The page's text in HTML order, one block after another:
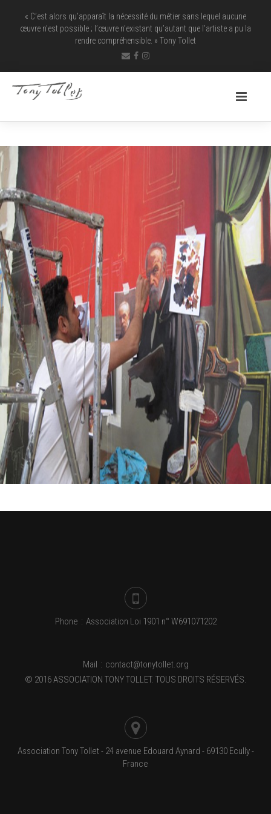
« C’est alors qu’apparaît la nécessité du métier sans lequel aucune
œuvre n’est possible ; l’œuvre n’existant qu’autant que l’artiste a pu la
rendre ­compréhensible. » Tony Tollet
Phone : Association Loi 1901 n° W691071202
Mail : contact@tonytollet.org
© 2016 ASSOCIATION TONY TOLLET. TOUS DROITS RÉSERVÉS.
Association Tony Tollet - 24 avenue Edouard Aynard - 69130 Ecully -
France